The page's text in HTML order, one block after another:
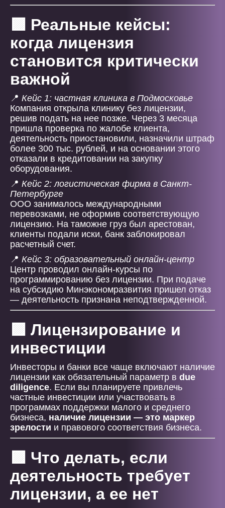
🟪 Реальные кейсы:
когда лицензия
становится критически
важной
📍 Кейс 1: частная клиника в Подмосковье
Компания открыла клинику без лицензии,
решив подать на нее позже. Через 3 месяца
пришла проверка по жалобе клиента,
деятельность приостановили, назначили штраф
более 300 тыс. рублей, и на основании этого
отказали в кредитовании на закупку
оборудования.
📍 Кейс 2: логистическая фирма в Санкт-
Петербурге
ООО занималось международными
перевозками, не оформив соответствующую
лицензию. На таможне груз был арестован,
клиенты подали иски, банк заблокировал
расчетный счет.
📍 Кейс 3: образовательный онлайн-центр
Центр проводил онлайн-курсы по
программированию без лицензии. При подаче
на субсидию Минэкономразвития пришел отказ
— деятельность признана неподтвержденной.
🟪 Лицензирование и
инвестиции
Инвесторы и банки все чаще включают наличие
лицензии как обязательный параметр в due
diligence. Если вы планируете привлечь
частные инвестиции или участвовать в
программах поддержки малого и среднего
бизнеса, наличие лицензии — это маркер
зрелости и правового соответствия бизнеса.
🟪 Что делать, если
деятельность требует
лицензии, а ее нет